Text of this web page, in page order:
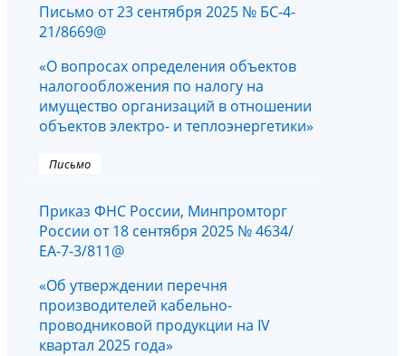
Письмо от 23 сентября 2025 № БС-4-
21/8669@
«О вопросах определения объектов
налогообложения по налогу на
имущество организаций в отношении
объектов электро- и теплоэнергетики»
Письмо
Приказ ФНС России, Минпромторг
России от 18 сентября 2025 № 4634/
ЕА-7-3/811@
«Об утверждении перечня
производителей кабельно-
проводниковой продукции на IV
квартал 2025 года»